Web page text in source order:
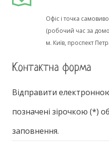
Офіс і точка
(робочий час за
м. Київ, проспект
Контактна форма
Відправити
позначені зірочкою (*)
заповнення.